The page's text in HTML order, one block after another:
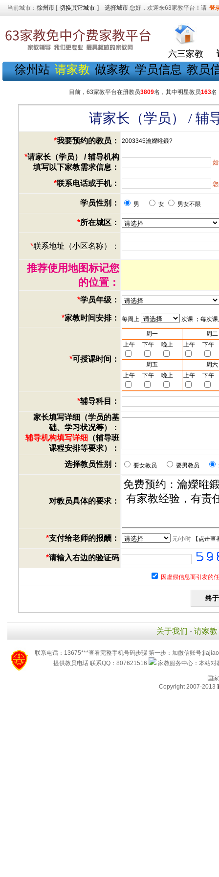
当前城市： 徐州市 [ 切换其它城市 ] 选择城市 您好，欢迎来63家教平台！请 登
六三家教
徐州站 请家教 做家教 学员信息 教员
目前，63家教平台在册教员3809名，其中明星教员163名
请家长（学员） / 辅
*我要预约的教员： 2003345瀹嬫暀鍛?
*请家长（学员） / 辅导机构
填写以下家教需求信息：
*联系电话或手机：
学员性别： 男 女 男女不限
*所在城区：
*联系地址（小区名称）：
推荐使用地图标记您
的位置：
*学员年级：
*家教时间安排： 每周上 次课 ；每次
*可授课时间：
周一
周二
上午
下午 晚上 上午 下午
周五
周六
上午
下午 晚上 上午 下午
*辅导科目：
家长填写详细（学员的基
础、学习状况等）：
辅导机构填写详细 （辅导班
课程安排等要求）：
选择教员性别：
要女教员 要男教员
对教员具体的要求：
*支付给老师的报酬： 元/小时【 点击查
*请输入右边的验证码
因虚假信息而引发的
关于我们 - 请家教
联系电话：13675***查看完整手机号码步骤 第一步：加微信账号
提供教员电话 联系QQ：807621516
家教服务中心：本站
国
Copyright 2007-2013